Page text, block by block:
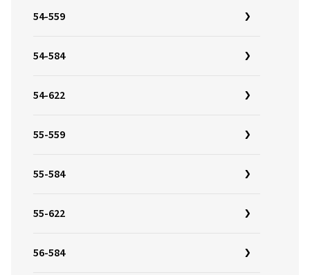
54-559
54-584
54-622
55-559
55-584
55-622
56-584